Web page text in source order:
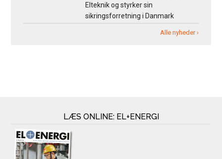
Elteknik og styrker sin
sikringsforretning i Danmark
Alle nyheder ›
LÆS ONLINE: EL+ENERGI